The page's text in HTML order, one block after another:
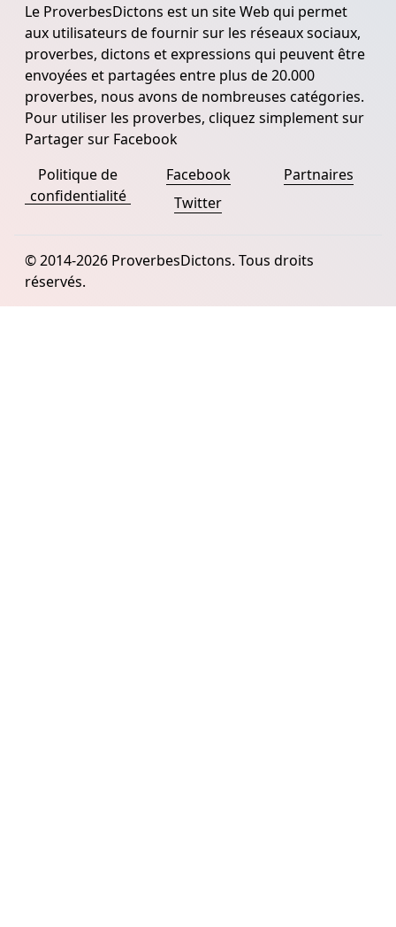
Le ProverbesDictons est un site Web qui permet
aux utilisateurs de fournir sur les réseaux sociaux,
proverbes, dictons et expressions qui peuvent être
envoyées et partagées entre plus de 20.000
proverbes, nous avons de nombreuses catégories.
Pour utiliser les proverbes, cliquez simplement sur
Partager sur Facebook
Politique de
confidentialité
Facebook
Twitter
Partnaires
© 2014-2026 ProverbesDictons. Tous droits
réservés.